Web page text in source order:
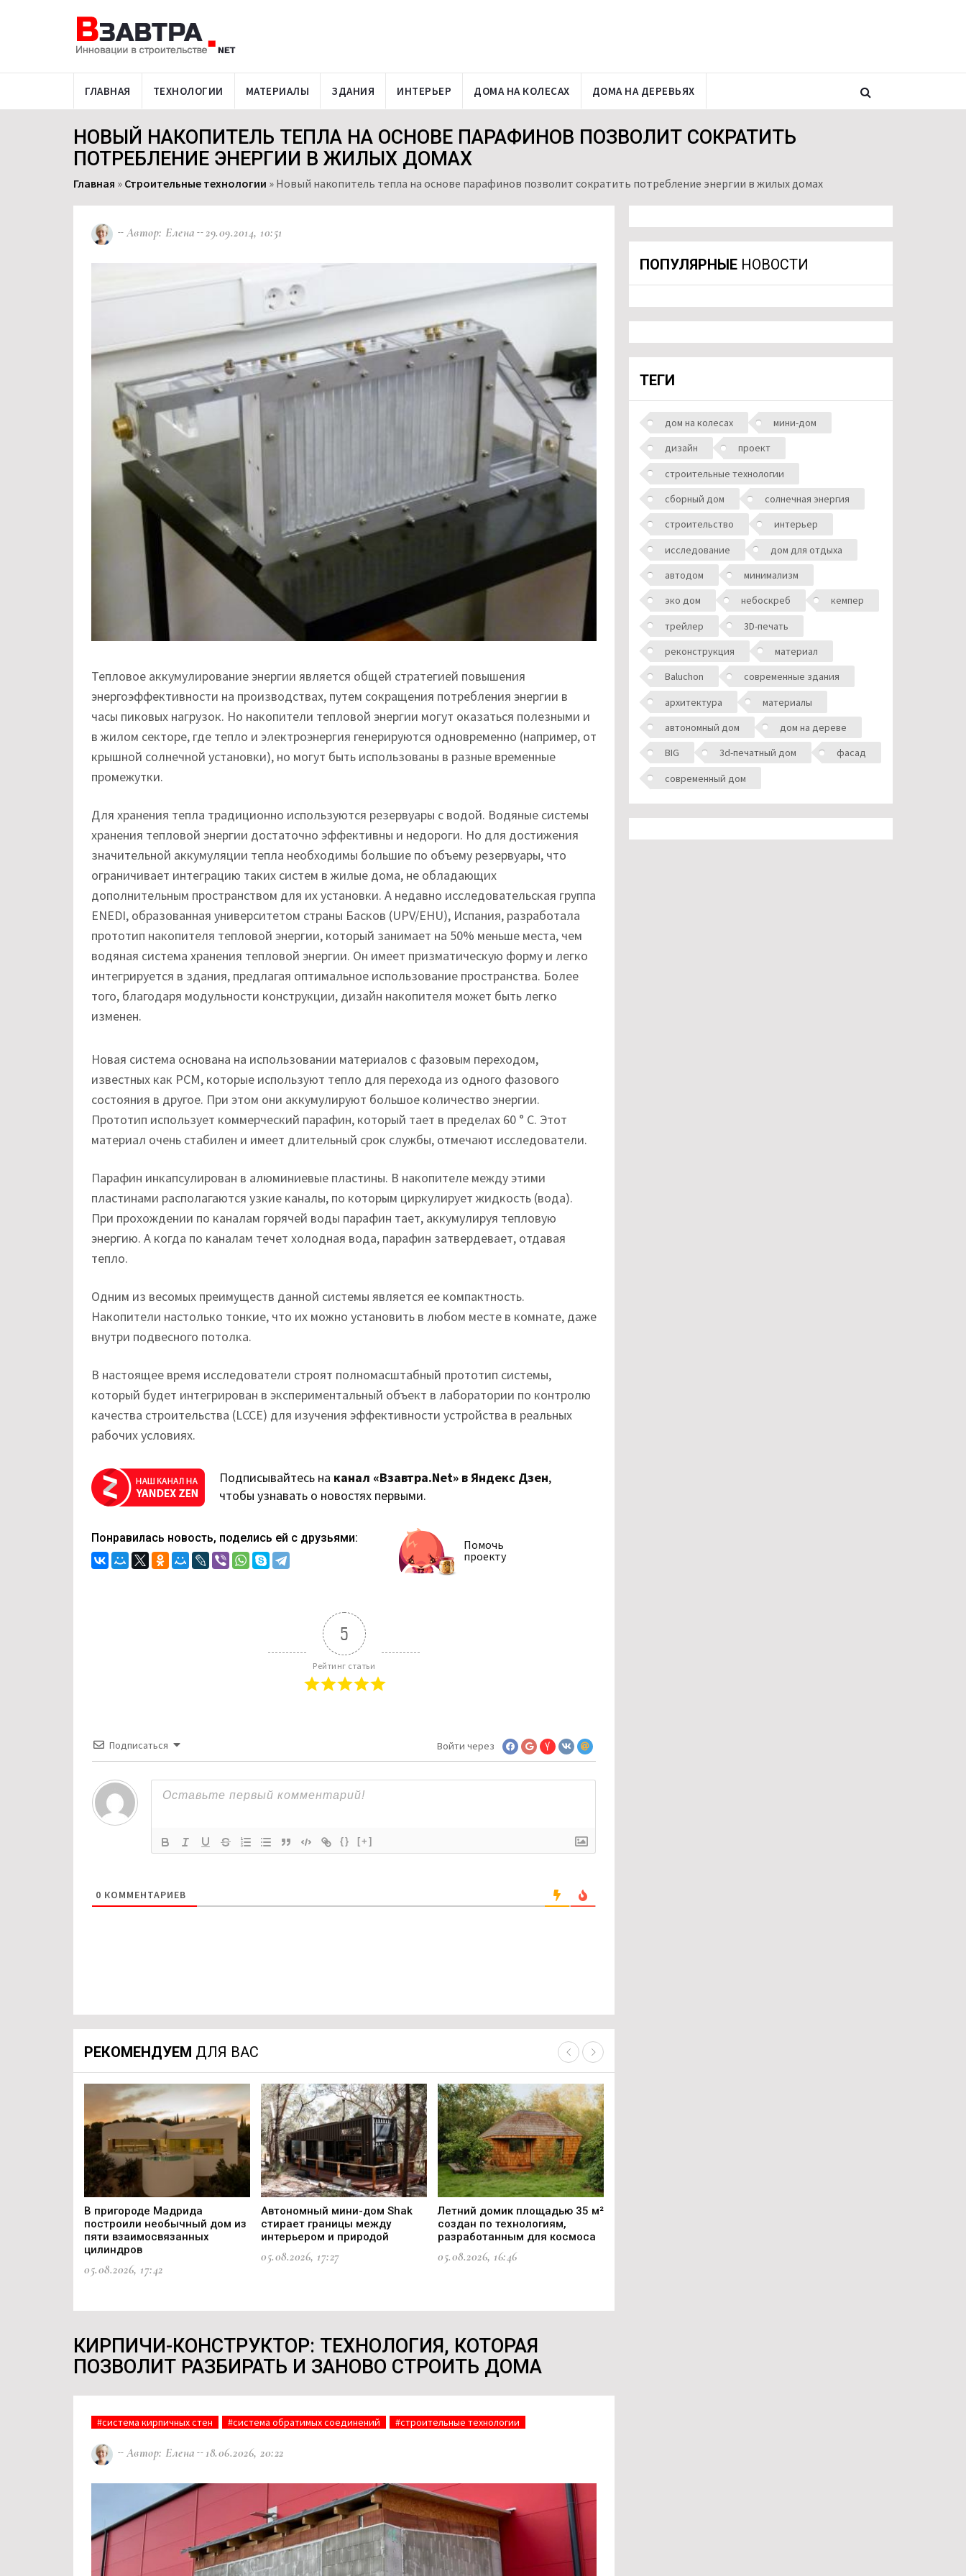
ГЛАВНАЯ ТЕХНОЛОГИИ МАТЕРИАЛЫ ЗДАНИЯ ИНТЕРЬЕР ДОМА НА КОЛЕСАХ ДОМА НА ДЕРЕВЬЯХ
НОВЫЙ НАКОПИТЕЛЬ ТЕПЛА НА ОСНОВЕ ПАРАФИНОВ ПОЗВОЛИТ СОКРАТИТЬ
ПОТРЕБЛЕНИЕ ЭНЕРГИИ В ЖИЛЫХ ДОМАХ
Главная » Строительные технологии » Новый накопитель тепла на основе парафинов позволит сократить потребление энергии в жилых домах
Автор: Елена 29.09.2014, 10:51
Тепловое аккумулирование энергии является общей стратегией повышения
энергоэффективности на производствах, путем сокращения потребления энергии в
часы пиковых нагрузок. Но накопители тепловой энергии могут оказаться полезными и
в жилом секторе, где тепло и электроэнергия генерируются одновременно (например, от
крышной солнечной установки), но могут быть использованы в разные временные
промежутки.
Для хранения тепла традиционно используются резервуары с водой. Водяные системы
хранения тепловой энергии достаточно эффективны и недороги. Но для достижения
значительной аккумуляции тепла необходимы большие по объему резервуары, что
ограничивает интеграцию таких систем в жилые дома, не обладающих
дополнительным пространством для их установки. А недавно исследовательская группа
ENEDI, образованная университетом страны Басков (UPV/EHU), Испания, разработала
прототип накопителя тепловой энергии, который занимает на 50% меньше места, чем
водяная система хранения тепловой энергии. Он имеет призматическую форму и легко
интегрируется в здания, предлагая оптимальное использование пространства. Более
того, благодаря модульности конструкции, дизайн накопителя может быть легко
изменен.
Новая система основана на использовании материалов с фазовым переходом,
известных как PCM, которые используют тепло для перехода из одного фазового
состояния в другое. При этом они аккумулируют большое количество энергии.
Прототип использует коммерческий парафин, который тает в пределах 60 ° С. Этот
материал очень стабилен и имеет длительный срок службы, отмечают исследователи.
Парафин инкапсулирован в алюминиевые пластины. В накопителе между этими
пластинами располагаются узкие каналы, по которым циркулирует жидкость (вода).
При прохождении по каналам горячей воды парафин тает, аккумулируя тепловую
энергию. А когда по каналам течет холодная вода, парафин затвердевает, отдавая
тепло.
Одним из весомых преимуществ данной системы является ее компактность.
Накопители настолько тонкие, что их можно установить в любом месте в комнате, даже
внутри подвесного потолка.
В настоящее время исследователи строят полномасштабный прототип системы,
который будет интегрирован в экспериментальный объект в лаборатории по контролю
качества строительства (LCCE) для изучения эффективности устройства в реальных
рабочих условиях.
Подписывайтесь на канал «Взавтра.Net» в Яндекс Дзен,
чтобы узнавать о новостях первыми.
Понравилась новость, поделись ей с друзьями:
Помочь
проекту
5
Рейтинг статьи
Подписаться Войти через
{} [+]
0 КОММЕНТАРИЕВ
РЕКОМЕНДУЕМ ДЛЯ ВАС
В пригороде Мадрида
построили необычный дом из
пяти взаимосвязанных
цилиндров
05.08.2026, 17:42
Автономный мини-дом Shak
стирает границы между
интерьером и природой
05.08.2026, 17:27
Летний домик площадью 35 м²
создан по технологиям,
разработанным для космоса
05.08.2026, 16:46
КИРПИЧИ-КОНСТРУКТОР: ТЕХНОЛОГИЯ, КОТОРАЯ
ПОЗВОЛИТ РАЗБИРАТЬ И ЗАНОВО СТРОИТЬ ДОМА
#система кирпичных стен #система обратимых соединений #строительные технологии
Автор: Елена 18.06.2026, 20:22
ПОПУЛЯРНЫЕ НОВОСТИ
ТЕГИ
дом на колесах
мини-дом
дизайн
проект
строительные технологии
сборный дом
солнечная энергия
строительство
интерьер
исследование
дом для отдыха
автодом
минимализм
эко дом
небоскреб
кемпер
трейлер
3D-печать
реконструкция
материал
Baluchon
современные здания
архитектура
материалы
автономный дом
дом на дереве
BIG
3d-печатный дом
фасад
современный дом